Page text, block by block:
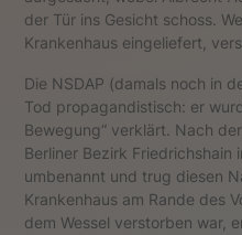
der Tür ins Gesicht schoss.
Krankenhaus eingeliefert,
Die NSDAP (damals noch in
Tod propagandistisch: er
Bewegung“ verklärt. Nach
Berliner Bezirk Friedrichshain
umbenannt und trug diesen
Krankenhaus am Rande des
dem Wessel verstorben war,